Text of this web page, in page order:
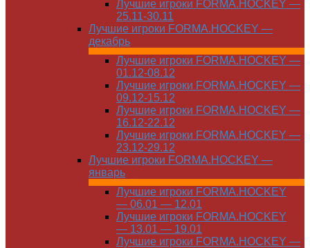
Лучшие игроки FORMA.HOCKEY —
25.11-30.11
Лучшие игроки FORMA.HOCKEY —
декабрь
Лучшие игроки FORMA.HOCKEY —
01.12-08.12
Лучшие игроки FORMA.HOCKEY —
09.12-15.12
Лучшие игроки FORMA.HOCKEY —
16.12-22.12
Лучшие игроки FORMA.HOCKEY —
23.12-29.12
Лучшие игроки FORMA.HOCKEY —
январь
Лучшие игроки FORMA.HOCKEY
— 06.01 — 12.01
Лучшие игроки FORMA.HOCKEY
— 13.01 — 19.01
Лучшие игроки FORMA.HOCKEY —